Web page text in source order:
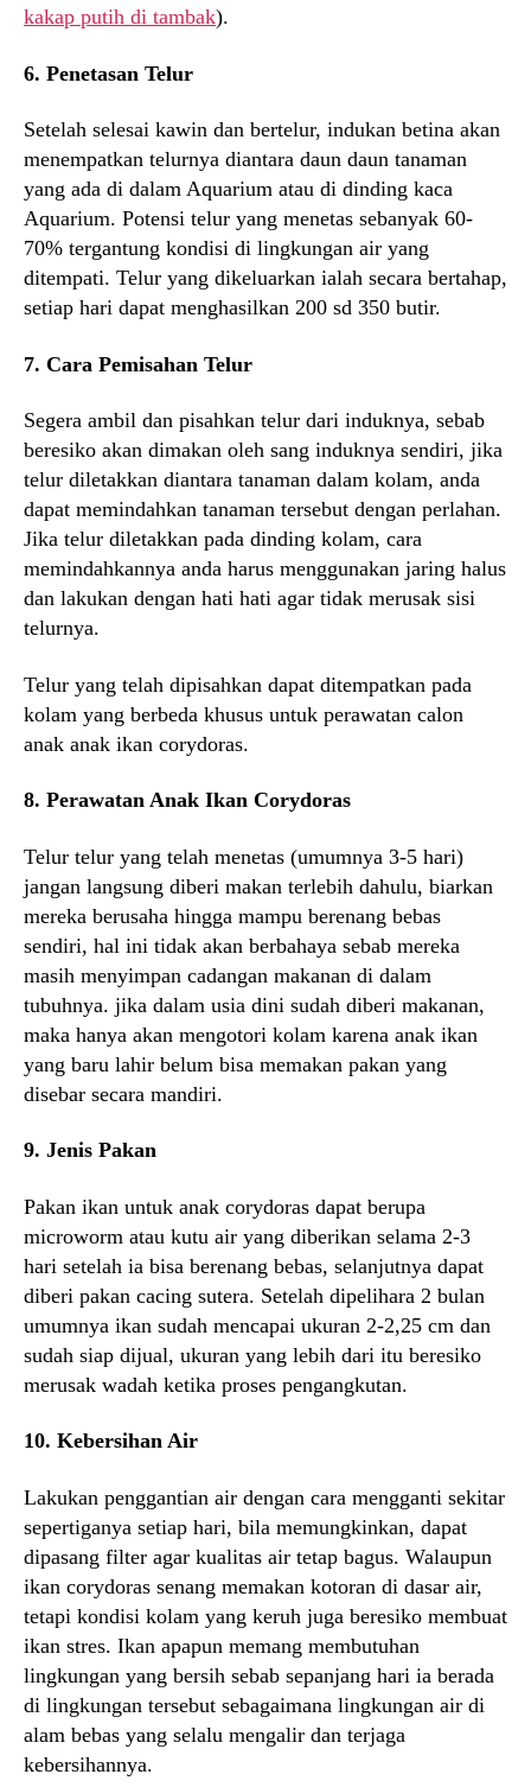
kakap putih di tambak).
6. Penetasan Telur
Setelah selesai kawin dan bertelur, indukan betina akan
menempatkan telurnya diantara daun daun tanaman
yang ada di dalam Aquarium atau di dinding kaca
Aquarium. Potensi telur yang menetas sebanyak 60-
70% tergantung kondisi di lingkungan air yang
ditempati. Telur yang dikeluarkan ialah secara bertahap,
setiap hari dapat menghasilkan 200 sd 350 butir.
7. Cara Pemisahan Telur
Segera ambil dan pisahkan telur dari induknya, sebab
beresiko akan dimakan oleh sang induknya sendiri, jika
telur diletakkan diantara tanaman dalam kolam, anda
dapat memindahkan tanaman tersebut dengan perlahan.
Jika telur diletakkan pada dinding kolam, cara
memindahkannya anda harus menggunakan jaring halus
dan lakukan dengan hati hati agar tidak merusak sisi
telurnya.
Telur yang telah dipisahkan dapat ditempatkan pada
kolam yang berbeda khusus untuk perawatan calon
anak anak ikan corydoras.
8. Perawatan Anak Ikan Corydoras
Telur telur yang telah menetas (umumnya 3-5 hari)
jangan langsung diberi makan terlebih dahulu, biarkan
mereka berusaha hingga mampu berenang bebas
sendiri, hal ini tidak akan berbahaya sebab mereka
masih menyimpan cadangan makanan di dalam
tubuhnya. jika dalam usia dini sudah diberi makanan,
maka hanya akan mengotori kolam karena anak ikan
yang baru lahir belum bisa memakan pakan yang
disebar secara mandiri.
9. Jenis Pakan
Pakan ikan untuk anak corydoras dapat berupa
microworm atau kutu air yang diberikan selama 2-3
hari setelah ia bisa berenang bebas, selanjutnya dapat
diberi pakan cacing sutera. Setelah dipelihara 2 bulan
umumnya ikan sudah mencapai ukuran 2-2,25 cm dan
sudah siap dijual, ukuran yang lebih dari itu beresiko
merusak wadah ketika proses pengangkutan.
10. Kebersihan Air
Lakukan penggantian air dengan cara mengganti sekitar
sepertiganya setiap hari, bila memungkinkan, dapat
dipasang filter agar kualitas air tetap bagus. Walaupun
ikan corydoras senang memakan kotoran di dasar air,
tetapi kondisi kolam yang keruh juga beresiko membuat
ikan stres. Ikan apapun memang membutuhan
lingkungan yang bersih sebab sepanjang hari ia berada
di lingkungan tersebut sebagaimana lingkungan air di
alam bebas yang selalu mengalir dan terjaga
kebersihannya.